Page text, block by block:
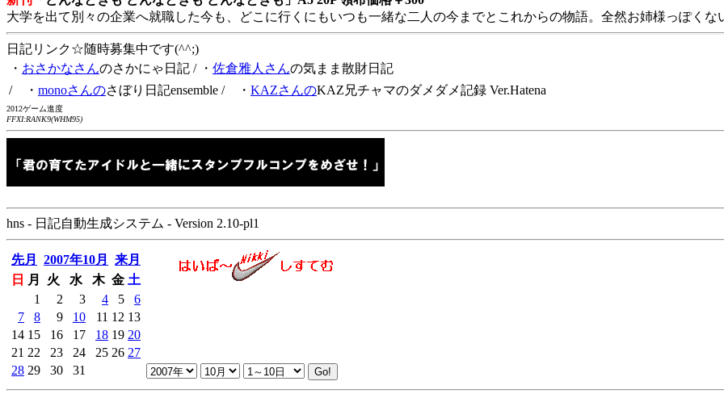
大学を出て別々の企業へ就職した今も、どこに行くにもいつも一緒な二人の今までとこれからの物語。全然お姉様っぽくな
日記リンク☆随時募集中です(^^;)
・ おさかなさんのさかにゃ日記 / ・ 佐倉雅人さんの気まま散財日記
/ ・ monoさんのさぼり日記ensemble / ・ KAZさんのKAZ兄チャマのダメダメ記録 Ver.Hatena
2012ゲーム進度
FFXI:RANK9(WHM95)
hns - 日記自動生成システム - Version 2.10-pl1
先月 2007年10月
来月
日
月 火 水 木 金 土
1
2 3 4 5
6
7
8 9 10 11 12 13
14 15 16 17 18 19 20
21 22 23 24 25 26 27
28 29 30 31